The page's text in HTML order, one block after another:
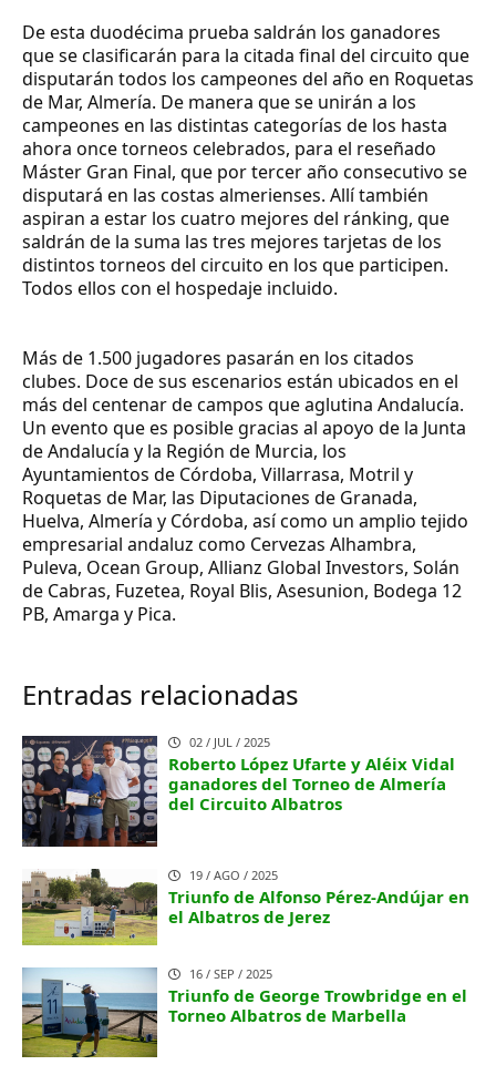
De esta duodécima prueba saldrán los ganadores
que se clasificarán para la citada final del circuito que
disputarán todos los campeones del año en Roquetas
de Mar, Almería. De manera que se unirán a los
campeones en las distintas categorías de los hasta
ahora once torneos celebrados, para el reseñado
Máster Gran Final, que por tercer año consecutivo se
disputará en las costas almerienses. Allí también
aspiran a estar los cuatro mejores del ránking, que
saldrán de la suma las tres mejores tarjetas de los
distintos torneos del circuito en los que participen.
Todos ellos con el hospedaje incluido.
Más de 1.500 jugadores pasarán en los citados
clubes. Doce de sus escenarios están ubicados en el
más del centenar de campos que aglutina Andalucía.
Un evento que es posible gracias al apoyo de la Junta
de Andalucía y la Región de Murcia, los
Ayuntamientos de Córdoba, Villarrasa, Motril y
Roquetas de Mar, las Diputaciones de Granada,
Huelva, Almería y Córdoba, así como un amplio tejido
empresarial andaluz como Cervezas Alhambra,
Puleva, Ocean Group, Allianz Global Investors, Solán
de Cabras, Fuzetea, Royal Blis, Asesunion, Bodega 12
PB, Amarga y Pica.
Entradas relacionadas
02 / JUL / 2025
Roberto López Ufarte y Aléix Vidal
ganadores del Torneo de Almería
del Circuito Albatros
19 / AGO / 2025
Triunfo de Alfonso Pérez-Andújar en
el Albatros de Jerez
16 / SEP / 2025
Triunfo de George Trowbridge en el
Torneo Albatros de Marbella